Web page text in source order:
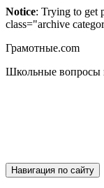
Notice: Trying to get
class="archive
Грамотные.com
Школьные вопросы
Навигация по сайту